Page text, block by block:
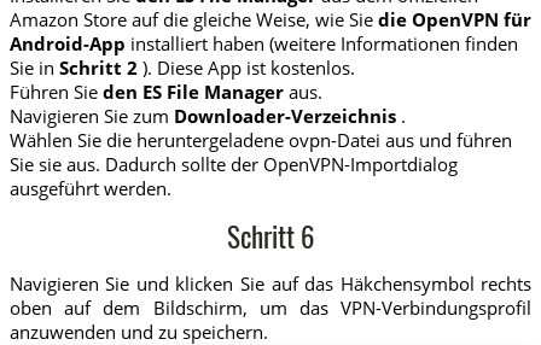
Amazon Store auf die gleiche Weise, wie Sie die OpenVPN für
Android-App installiert haben (weitere Informationen finden
Sie in Schritt 2 ). Diese App ist kostenlos.
Führen Sie den ES File Manageraus.
Navigieren Sie zum Downloader-Verzeichnis.
Wählen Sie die heruntergeladene ovpn-Datei aus und führen
Sie sie aus. Dadurch sollte der OpenVPN-Importdialog
ausgeführt werden.
Schritt 6
Navigieren Sie und klicken Sie auf das Häkchensymbol rechts
oben auf dem Bildschirm, um das VPN-Verbindungsprofil
anzuwenden und zu speichern.